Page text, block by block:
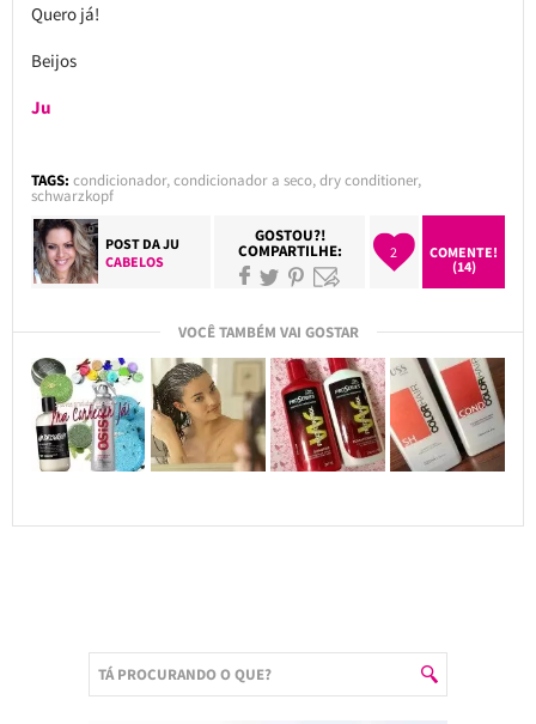
Quero já!
Beijos
Ju
TAGS: condicionador,condicionador a seco,dry conditioner,
schwarzkopf
POST DAJU
CABELOS
GOSTOU?!
COMPARTILHE: 2
COMENTE!
(14)
VOCÊ TAMBÉM VAI GOSTAR